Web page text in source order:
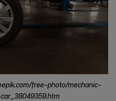
free-photo/mechanic-